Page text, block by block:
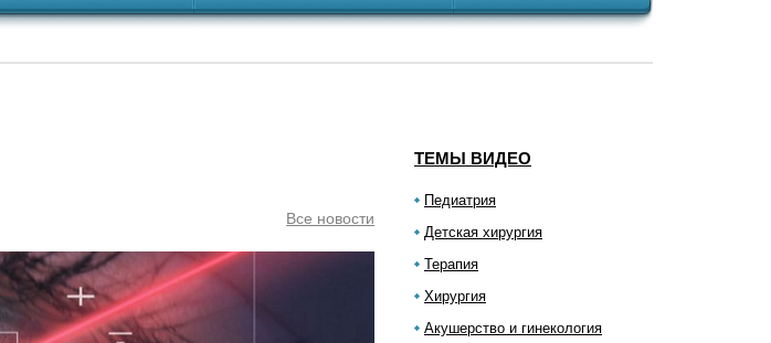
ТЕМЫ ВИДЕО
Педиатрия
Детская хирургия
Терапия
Хирургия
Акушерство и гинекология
Все новости